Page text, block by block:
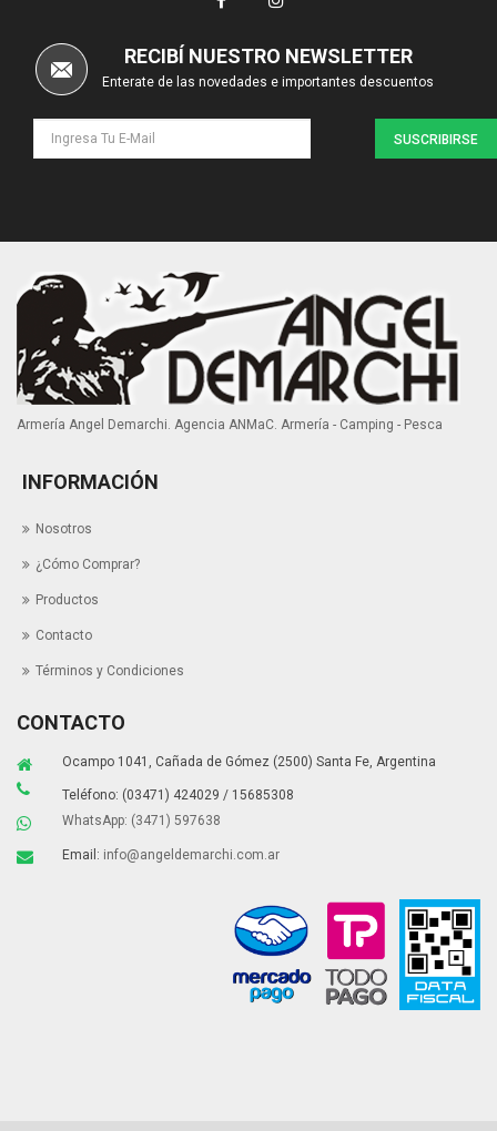
RECIBÍ NUESTRO NEWSLETTER
Enterate de las novedades e importantes descuentos
SUSCRIBIRSE
Armería Angel Demarchi. Agencia ANMaC. Armería - Camping - Pesca
INFORMACIÓN
Nosotros
¿Cómo Comprar?
Productos
Contacto
Términos y Condiciones
CONTACTO
Ocampo 1041, Cañada de Gómez (2500) Santa Fe, Argentina
Teléfono: (03471) 424029 / 15685308
WhatsApp: (3471) 597638
Email: info@angeldemarchi.com.ar